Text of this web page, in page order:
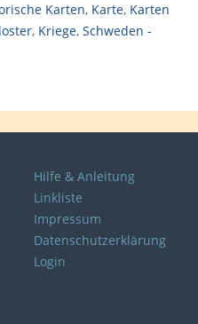
Karten, Karte, Karten
, Kriege, Schweden -
Hilfe & Anleitung
Linkliste
Impressum
Datenschutzerklärung
Login